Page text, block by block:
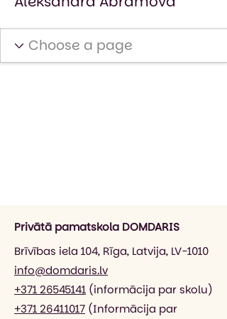
Privātā pamatskola DOMDARIS
Brīvības iela 104, Rīga, Latvija, LV-1010
info@domdaris.lv
+371 26545141 (informācija par skolu)
+371 26411017 (Informācija par